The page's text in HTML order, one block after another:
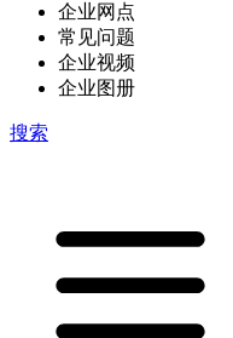
企业网点
常见问题
企业视频
企业图册
搜索